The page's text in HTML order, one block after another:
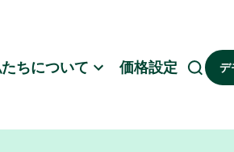
ちについて 価格設定
検
デ